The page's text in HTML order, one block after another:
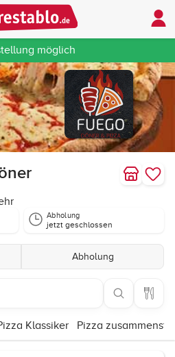
möglich
Abholung
jetzt geschlossen
Abholung
Klassiker Pizza